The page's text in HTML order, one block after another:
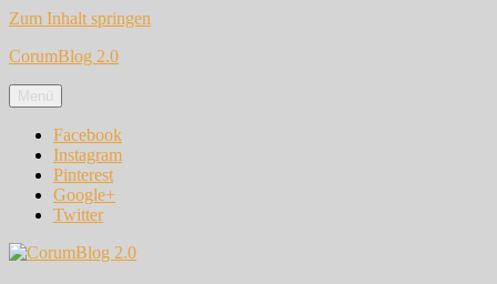
Zum Inhalt springen
CorumBlog 2.0
Menü
Facebook
Instagram
Pinterest
Google+
Twitter